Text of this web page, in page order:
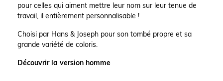
pour celles qui aiment mettre leur nom sur leur tenue de
travail, il entièrement personnalisable !
Choisi par Hans & Joseph pour son tombé propre et sa
grande variété de coloris.
Découvrir la version homme